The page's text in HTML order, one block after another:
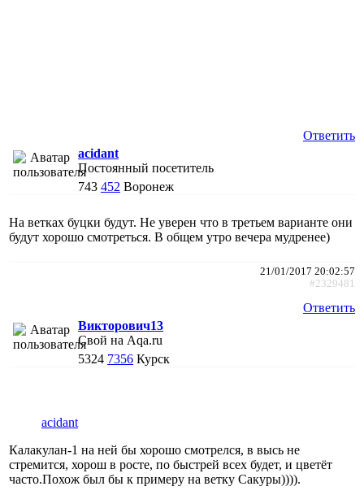
Ответить
acidant
Постоянный посетитель
743 452 Воронеж
На ветках буцки будут. Не уверен что в третьем варианте они
будут хорошо смотреться. В общем утро вечера мудренее)
21/01/2017 20:02:57
#2329481
Ответить
Викторович13
Свой на Aqa.ru
5324 7356 Курск
acidant
Калакулан-1 на ней бы хорошо смотрелся, в высь не
стремится, хорош в росте, по быстрей всех будет, и цветёт
часто.Похож был бы к примеру на ветку Сакуры)))).